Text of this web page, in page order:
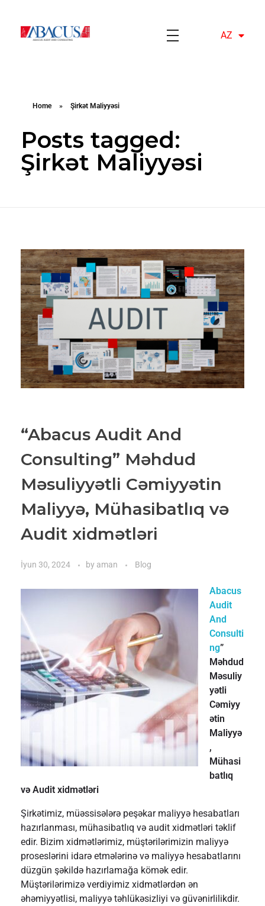
AZ
EN
Home » Şirkət Maliyyəsi
Posts tagged:
Şirkət Maliyyəsi
“Abacus Audit And
Consulting” Məhdud
Məsuliyyətli Cəmiyyətin
Maliyyə, Mühasibatlıq və
Audit xidmətləri
İyun 30, 2024 by aman Blog
Abacus
Audit
And
Consulti
ng”
Məhdud
Məsuliy
yətli
Cəmiyy
ətin
Maliyyə
,
Mühasi
batlıq
və Audit xidmətləri
Şirkətimiz, müəssisələrə peşəkar maliyyə hesabatları
hazırlanması, mühasibatlıq və audit xidmətləri təklif
edir. Bizim xidmətlərimiz, müştərilərimizin maliyyə
proseslərini idarə etmələrinə və maliyyə hesabatlarını
düzgün şəkildə hazırlamağa kömək edir.
Müştərilərimizə verdiyimiz xidmətlərdən ən
əhəmiyyətlisi, maliyyə təhlükəsizliyi və güvənirlilikdir.